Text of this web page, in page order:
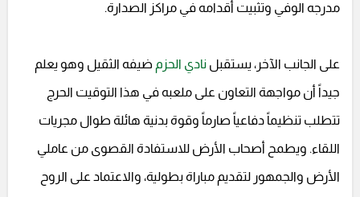
مدرجه الوفي وتثبيت أقدامه في مراكز الصدارة.
على الجانب الآخر، يستقبل نادي الحزم ضيفه الثقيل وهو يعلم
جيداً أن مواجهة التعاون على ملعبه في هذا التوقيت الحرج
تتطلب تنظيماً دفاعياً صارماً وقوة بدنية هائلة طوال مجريات
اللقاء. ويطمح أصحاب الأرض للاستفادة القصوى من عاملي
الأرض والجمهور لتقديم مباراة بطولية، والاعتماد على الروح